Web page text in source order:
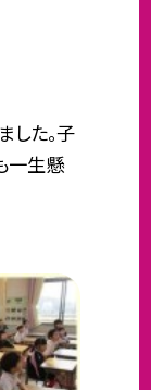
した。子
一生懸